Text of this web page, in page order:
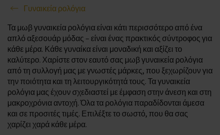
Γυναικεία ρολόγια
Τα μωβ γυναικεία ρολόγια είναι κάτι περισσότερο από ένα
απλό αξεσουάρ μόδας – είναι ένας πρακτικός σύντροφος για
κάθε μέρα. Κάθε γυναίκα είναι μοναδική και αξίζει το
καλύτερο. Χαρίστε στον εαυτό σας μωβ γυναικεία ρολόγια
από τη συλλογή μας με γνωστές μάρκες, που ξεχωρίζουν για
την ποιότητα και τη λειτουργικότητά τους. Τα γυναικεία
ρολόγια μας έχουν σχεδιαστεί με έμφαση στην άνεση και στη
μακροχρόνια αντοχή. Όλα τα ρολόγια παραδίδονται άμεσα
και σε προσιτές τιμές. Επιλέξτε το σωστό, που θα σας
χαρίζει χαρά κάθε μέρα.